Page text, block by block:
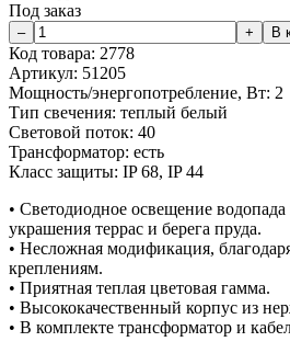
Под заказ
Код товара: 2778
Артикул: 51205
Мощность/энергопотребление, Вт: 2
Тип свечения: теплый белый
Световой поток: 40
Трансформатор: есть
Класс защиты: IP 68, IP 44
• Светодиодное освещение
украшения террас и берега пруда.
• Несложная модификация,
креплениям.
• Приятная теплая цветовая гамма.
• Высококачественный корпус из
• В комплекте трансформатор и